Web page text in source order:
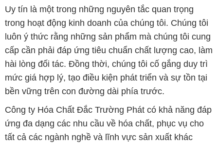
Uy tín là một trong những nguyên tắc quan trọng
trong hoạt động kinh doanh của chúng tôi. Chúng tôi
luôn ý thức rằng những sản phẩm mà chúng tôi cung
cấp cần phải đáp ứng tiêu chuẩn chất lượng cao, làm
hài lòng đối tác. Đồng thời, chúng tôi cố gắng duy trì
mức giá hợp lý, tạo điều kiện phát triển và sự tồn tại
bền vững trên con đường dài phía trước.
Công ty Hóa Chất Đắc Trường Phát có khả năng đáp
ứng đa dạng các nhu cầu về hóa chất, phục vụ cho
tất cả các ngành nghề và lĩnh vực sản xuất khác